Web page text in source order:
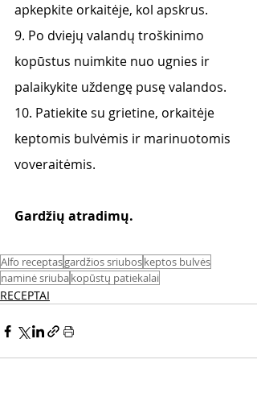
apkepkite orkaitėje, kol apskrus.
9. Po dviejų valandų troškinimo
kopūstus nuimkite nuo ugnies ir
palaikykite uždengę pusę valandos.
10. Patiekite su grietine, orkaitėje
keptomis bulvėmis ir marinuotomis
voveraitėmis.
Gardžių atradimų.
Alfo receptasgardžios sriuboskeptos bulvės
naminė sriubakopūstų patiekalai
RECEPTAI